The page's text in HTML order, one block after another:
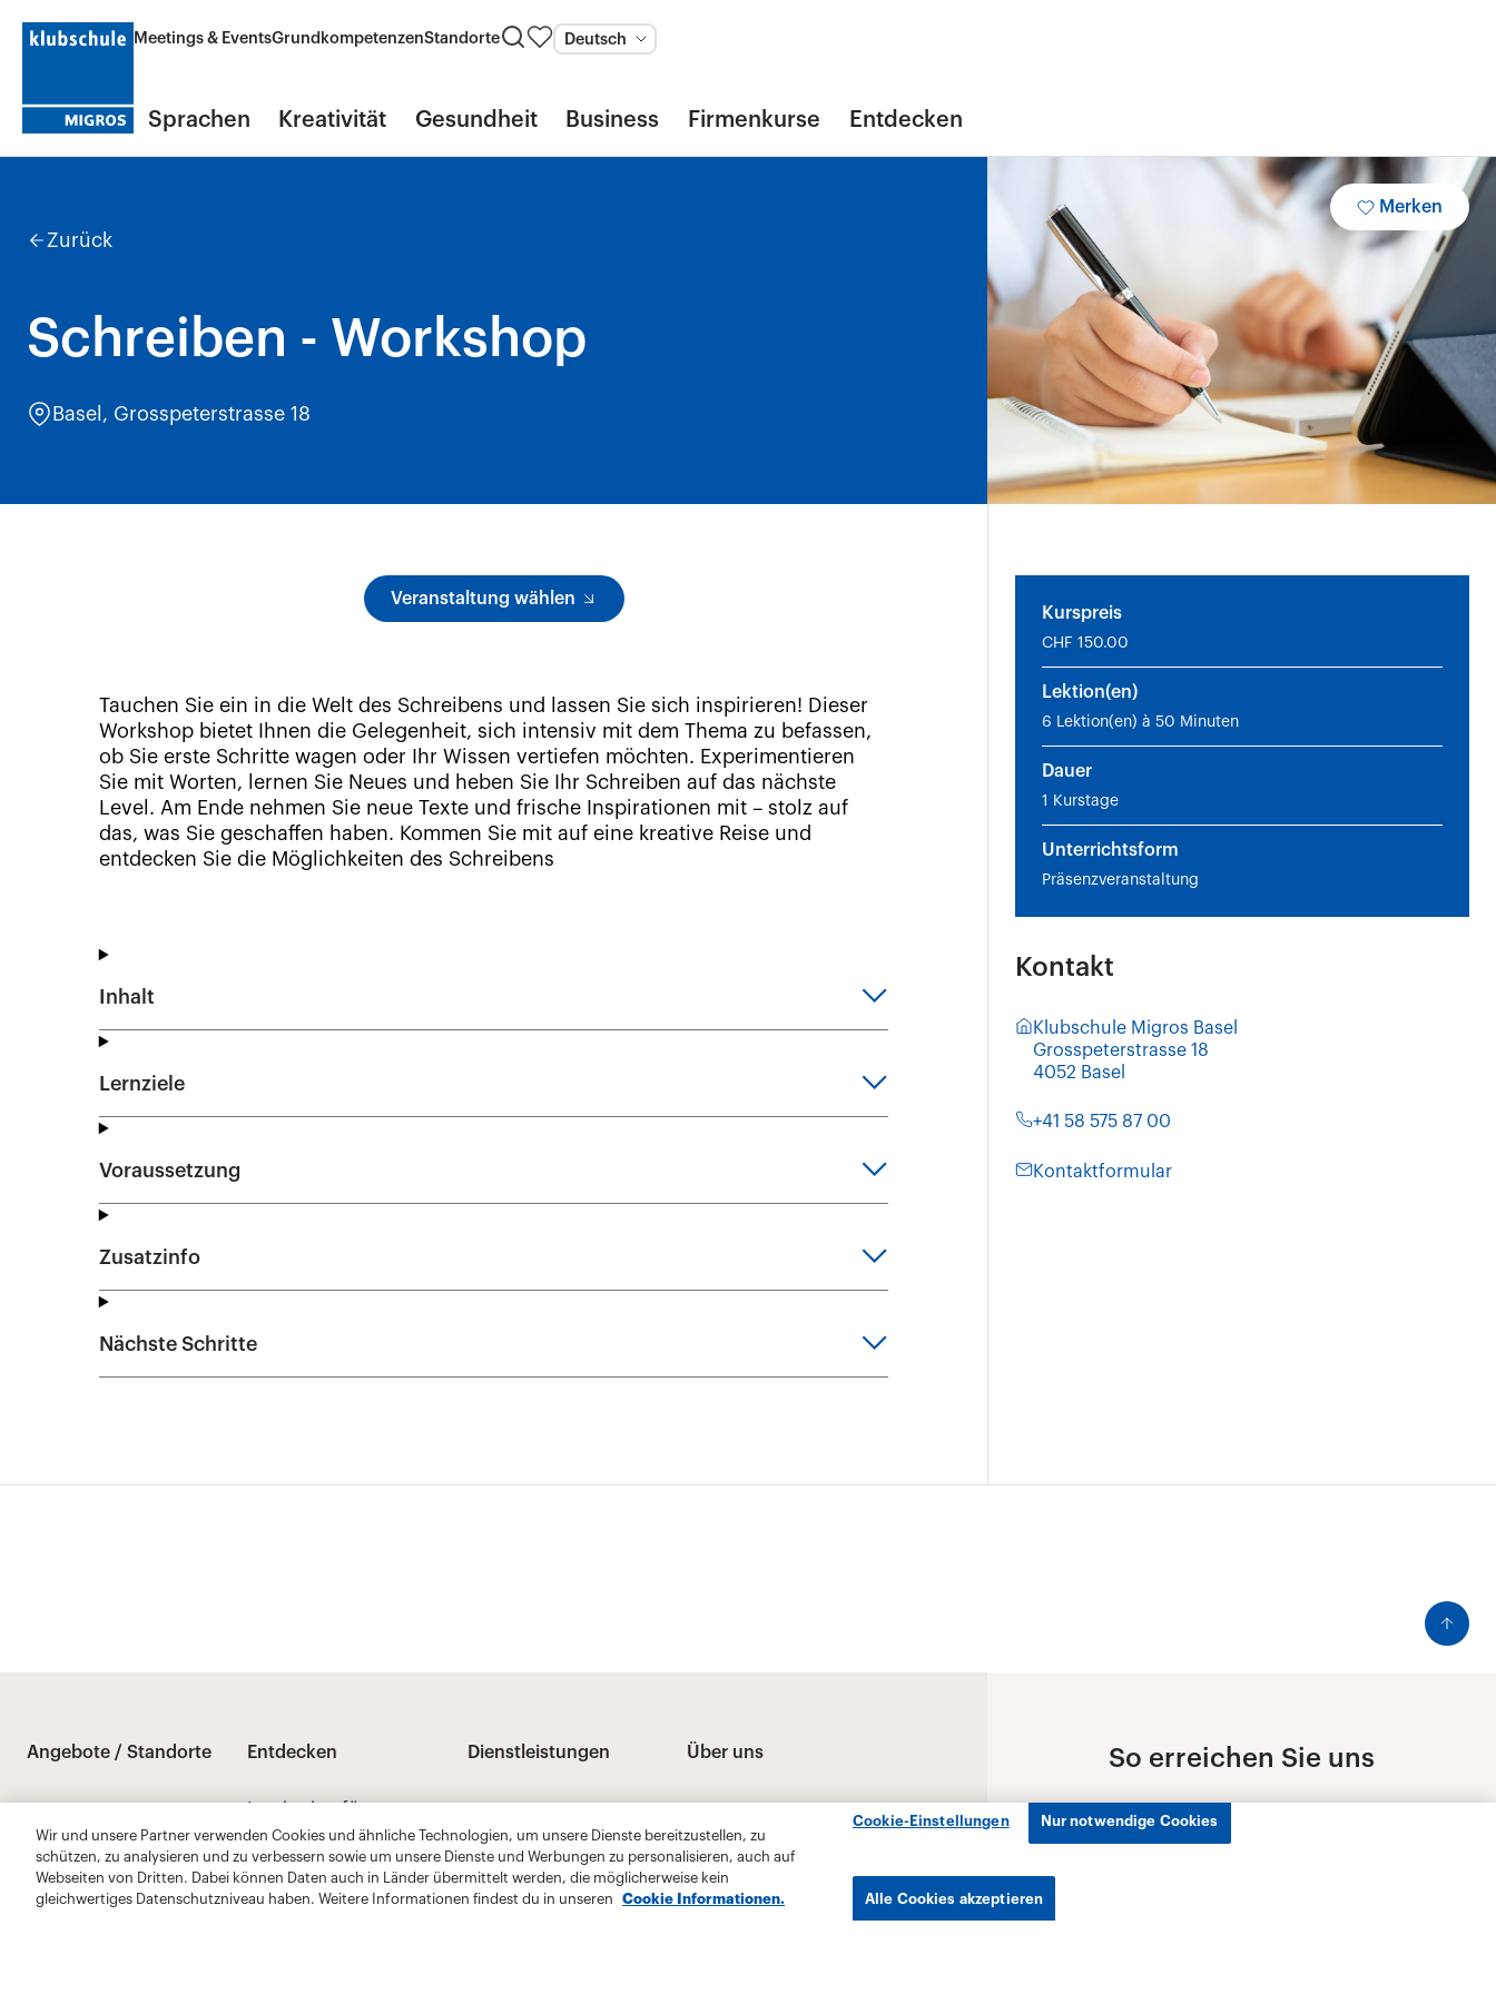
Wir und unsere Partner verwenden Cookies und ähnliche Technologien, um unsere Dienste bereitzustellen, zu
schützen, zu analysieren und zu verbessern sowie um unsere Dienste und Werbungen zu personalisieren, auch auf
Webseiten von Dritten. Dabei können Daten auch in Länder übermittelt werden, die möglicherweise kein
gleichwertiges Datenschutzniveau haben. Weitere Informationen findest du in unseren
Cookie Informationen.
Cookie-Einstellungen Nur notwendige Cookies
Alle Cookies akzeptieren